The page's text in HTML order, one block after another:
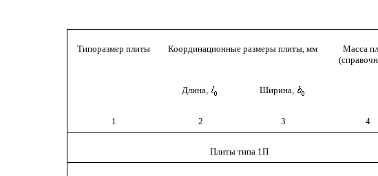
Типоразмер плиты Координационные размеры плиты, мм
Масса
Длина, Ширина,
1 2 3 4
Плиты типа 1П